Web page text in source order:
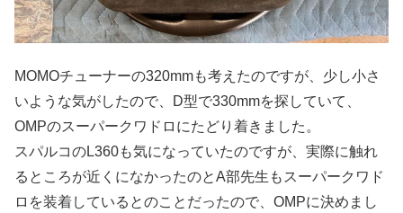
MOMOチューナーの320mmも考えたのですが、少し小さ
いような気がしたので、D型で330mmを探していて、
OMPのスーパークワドロにたどり着きました。
スパルコのL360も気になっていたのですが、実際に触れ
るところが近くになかったのとA部先生もスーパークワド
ロを装着しているとのことだったので、OMPに決めまし